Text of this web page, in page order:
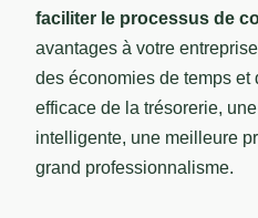
faciliter le processus de
avantages à votre
des économies de temps
efficace de la trésorerie,
intelligente, une meilleure
grand professionnalisme.